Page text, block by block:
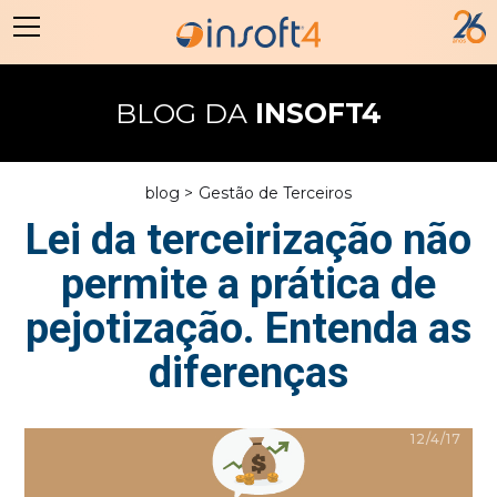
BLOG DAINSOFT4
blog > Gestão de Terceiros
Lei da terceirização não
permite a prática de
pejotização. Entenda as
diferenças
12/4/17